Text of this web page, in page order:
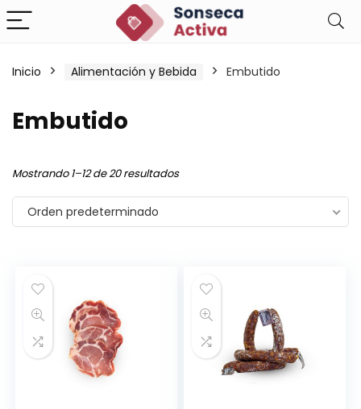
Inicio Alimentación y Bebida Embutido
Embutido
Mostrando 1–12 de 20 resultados
Orden predeterminado